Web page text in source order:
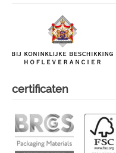
certificaten